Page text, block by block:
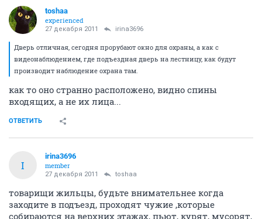
toshaa
experienced
27 декабря 2011 irina3696
Дверь отличная, сегодня прорубают окно для охраны, а как с
видеонаблюдением, где подъездная дверь на лестницу, как будут
производит наблюдение охрана там.
как то оно странно расположено, видно спины
входящих, а не их лица...
ОТВЕТИТЬ
I
irina3696
member
27 декабря 2011 toshaa
товарищи жильцы, будьте внимательнее когда
заходите в подъезд, проходят чужие ,которые
собираются на верхних этажах, пьют, курят, мусорят,